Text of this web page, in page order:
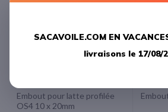
Embout pour latte profilée
OS4 10 x 20mm
SACAVOILE.COM EN
livraisons le 17/08/